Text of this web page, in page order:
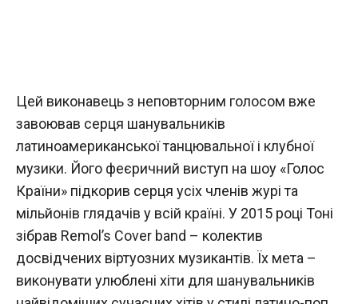
Цей виконавець з неповторним голосом вже
завоював серця шанувальників
латиноамериканської танцювальної і клубної
музики. Його феєричний виступ на шоу «Голос
Країни» підкорив серця усіх членів журі та
мільйонів глядачів у всій країні. У 2015 році Тоні
зібрав Remol’s Cover band – колектив
досвідчених віртуозних музикантів. Їх мета –
виконувати улюблені хіти для шанувальників